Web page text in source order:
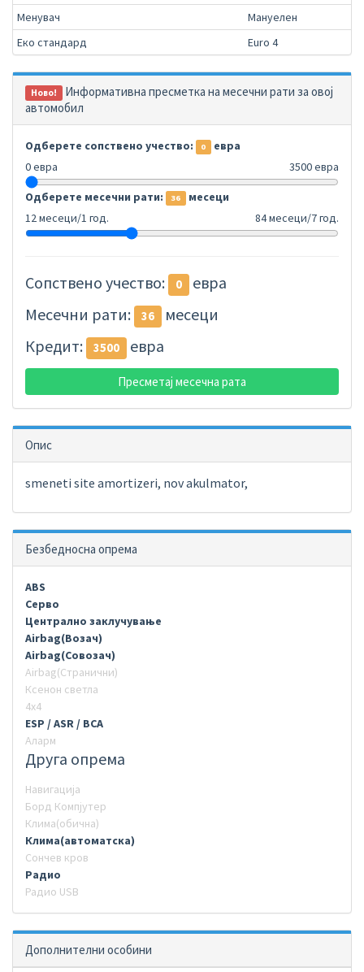
Менувач
Мануелен
Еко стандард
Euro 4
Ново! Информативна пресметка на месечни рати за овој
автомобил
Одберете сопствено учество: 0 евра
0 евра
3500 евра
Одберете месечни рати: 36 месеци
12 месеци/1 год.
84 месеци/7 год.
Сопствено учество: 0
евра
Месечни рати:
36
месеци
Кредит:
3500 евра
Пресметај месечна рата
Опис
smeneti site amortizeri, nov akulmator,
Безбедносна опрема
ABS
Серво
Централно заклучување
Airbag(Возач)
Airbag(Совозач)
Airbag(Странични)
Ксенон светла
4х4
ESP / ASR / BCA
Аларм
Друга опрема
Навигација
Борд Компјутер
Клима(обична)
Клима(автоматска)
Сончев кров
Радио
Радио USB
Дополнителни особини